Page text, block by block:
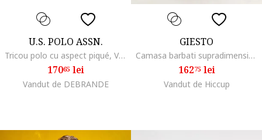
U.S. POLO ASSN.
Tricou polo cu aspect piqué, Verde menta,
17065lei
Vandut de DEBRANDE
GIESTO
Camasa barbati supradimensionata albastra amestec in
16275lei
Vandut de Hiccup